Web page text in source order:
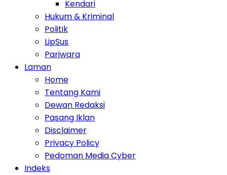
Kendari
Hukum & Kriminal
Politik
LipSus
Pariwara
Laman
Home
Tentang Kami
Dewan Redaksi
Pasang Iklan
Disclaimer
Privacy Policy
Pedoman Media Cyber
Indeks